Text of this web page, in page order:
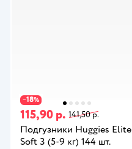
−18%
115,90 р. 141,50 р.
Подгузники Huggies Elite
Soft 3 (5-9 кг) 144 шт.